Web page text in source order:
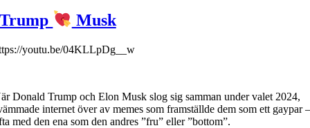
Trump Musk
youtu.be/04KLLpDg__w
Donald Trump och Elon Musk slog sig samman under valet 2024,
internet över av memes som framställde dem som ett gaypar
med den ena som den andres ”fru” eller ”bottom”.